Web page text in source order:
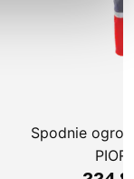
Spodnie